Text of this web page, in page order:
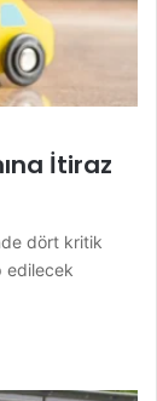
İtiraz
dört kritik
edilecek